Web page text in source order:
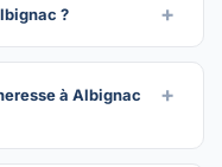
?
à Albignac